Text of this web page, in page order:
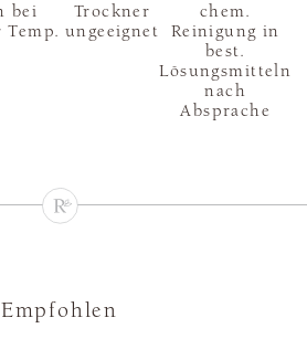
bei
Trockner
ungeeignet
chem.
Reinigung in
best.
Lösungsmitteln
nach
Absprache
Empfohlen